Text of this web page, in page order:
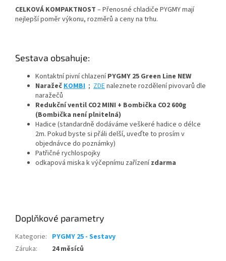
CELKOVÁ KOMPAKTNOST – Přenosné chladiče PYGMY mají
nejlepší poměr výkonu, rozměrů a ceny na trhu.
Sestava obsahuje:
Kontaktní pivní chlazeníPYGMY 25 Green Line NEW
NaražečKOMBI ; ZDEnaleznete rozdělení pivovarů dle
naražečů
Redukční ventil CO2 MINI + Bombička CO2 600g
(Bombička není plnitelná)
Hadice (standardně dodáváme veškeré hadice o délce
2m. Pokud byste si přáli delší, uveďte to prosím v
objednávce do poznámky)
Patřičné rychlospojky
odkapová miska k výčepnímu zařízenízdarma
Doplňkové parametry
Kategorie: PYGMY 25 - Sestavy
Záruka: 24 měsíců